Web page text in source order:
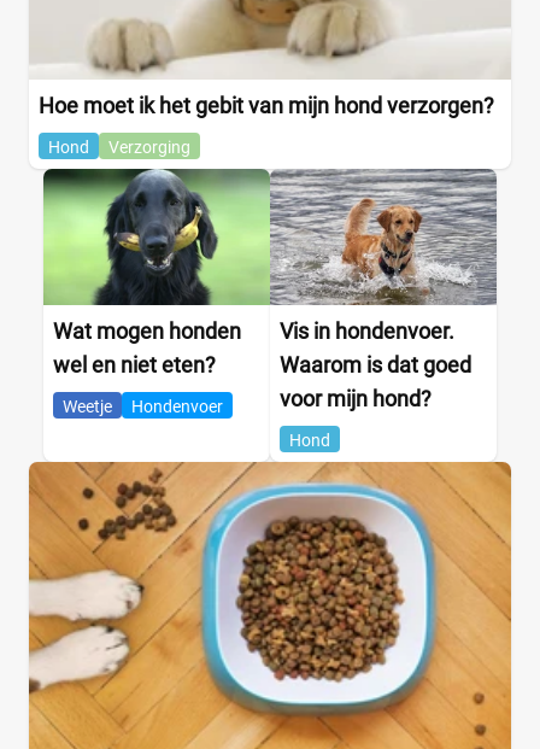
Hoe moet ik het gebit van mijn hond verzorgen?
Hond Verzorging
Wat mogen honden
wel en niet eten?
Weetje Hondenvoer
Vis in hondenvoer.
Waarom is dat goed
voor mijn hond?
Hond